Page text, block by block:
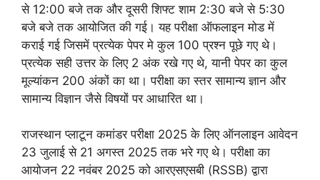
से 12:00 बजे तक और दूसरी शिफ्ट शाम 2:30 बजे से 5:30
बजे बजे तक आयोजित की गई। यह परीक्षा ऑफलाइन मोड में
कराई गई जिसमें प्रत्येक पेपर मे कुल 100 प्रश्न पूछे गए थे।
प्रत्येक सही उत्तर के लिए 2 अंक रखे गए थे, यानी पेपर का कुल
मूल्यांकन 200 अंकों का था। परीक्षा का स्तर सामान्य ज्ञान और
सामान्य विज्ञान जैसे विषयों पर आधारित था।
राजस्थान प्लाटून कमांडर परीक्षा 2025 के लिए ऑनलाइन आवेदन
23 जुलाई से 21 अगस्त 2025 तक भरे गए थे। परीक्षा का
आयोजन 22 नवंबर 2025 को आरएसएसबी (RSSB) द्वारा